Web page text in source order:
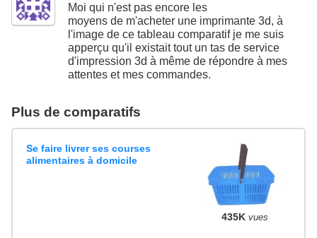
Moi qui n'est pas encore les
moyens de m'acheter une imprimante 3d, à
l'image de ce tableau comparatif je me suis
apperçu qu'il existait tout un tas de service
d'impression 3d à même de répondre à mes
attentes et mes commandes.
Plus de comparatifs
Se faire livrer ses courses
alimentaires à domicile
435K vues